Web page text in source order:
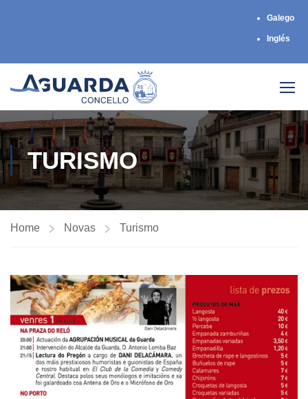
Galego
Inglés
TURISMO
Home Novas Turismo